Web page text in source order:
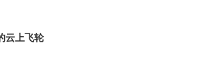
云上飞轮